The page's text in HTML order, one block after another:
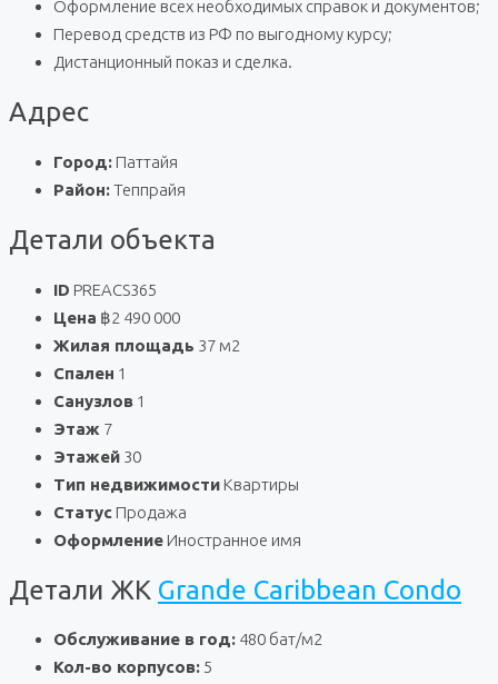
Оформление всех необходимых справок и документов;
Перевод средств из РФ по выгодному курсу;
Дистанционный показ и сделка.
Адрес
Город: Паттайя
Район:Теппрайя
Детали объекта
ID PREACS365
Цена ฿2 490 000
Жилая площадь 37 м2
Спален 1
Санузлов 1
Этаж 7
Этажей 30
Тип недвижимости Квартиры
Статус Продажа
Оформление Иностранное имя
Детали ЖК Grande Caribbean Condo
Обслуживание в год: 480 бат/м2
Кол-во корпусов: 5